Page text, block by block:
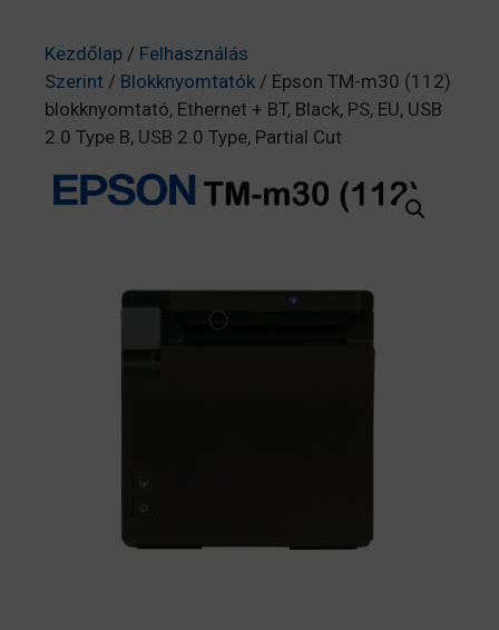
Kezdőlap / Felhasználás
Szerint / Blokknyomtatók / Epson TM-m30 (112)
blokknyomtató, Ethernet + BT, Black, PS, EU, USB
2.0 Type B, USB 2.0 Type, Partial Cut